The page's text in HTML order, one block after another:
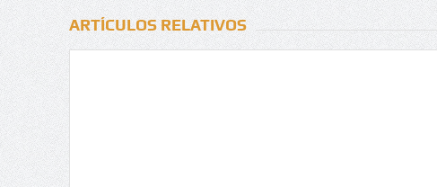
ARTÍCULOS RELATIVOS